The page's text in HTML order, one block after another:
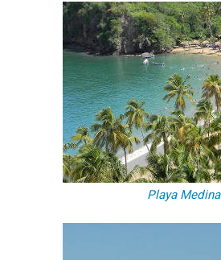
Playa Medina